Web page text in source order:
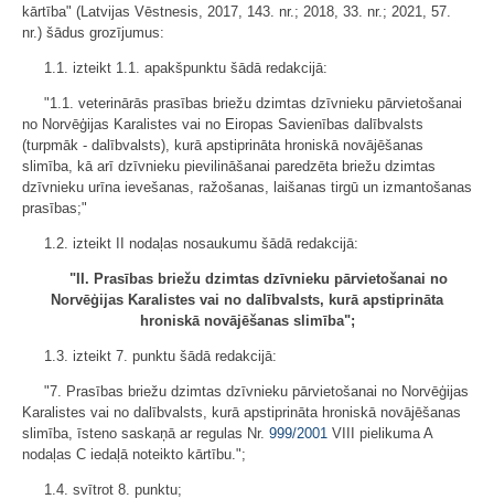
kārtība" (Latvijas Vēstnesis, 2017, 143. nr.; 2018, 33. nr.; 2021, 57.
nr.) šādus grozījumus:
1.1. izteikt 1.1. apakšpunktu šādā redakcijā:
"1.1. veterinārās prasības briežu dzimtas dzīvnieku pārvietošanai
no Norvēģijas Karalistes vai no Eiropas Savienības dalībvalsts
(turpmāk - dalībvalsts), kurā apstiprināta hroniskā novājēšanas
slimība, kā arī dzīvnieku pievilināšanai paredzēta briežu dzimtas
dzīvnieku urīna ievešanas, ražošanas, laišanas tirgū un izmantošanas
prasības;"
1.2. izteikt II nodaļas nosaukumu šādā redakcijā:
"II. Prasības briežu dzimtas dzīvnieku pārvietošanai no
Norvēģijas Karalistes vai no dalībvalsts, kurā apstiprināta
hroniskā novājēšanas slimība";
1.3. izteikt 7. punktu šādā redakcijā:
"7. Prasības briežu dzimtas dzīvnieku pārvietošanai no Norvēģijas
Karalistes vai no dalībvalsts, kurā apstiprināta hroniskā novājēšanas
slimība, īsteno saskaņā ar regulas Nr. 999/2001 VIII pielikuma A
nodaļas C iedaļā noteikto kārtību.";
1.4. svītrot 8. punktu;